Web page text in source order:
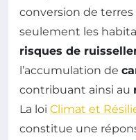
conversion de
seulement les
risques de
l’accumulation de
contribuant ainsi au
La loi Climat et
constitue une